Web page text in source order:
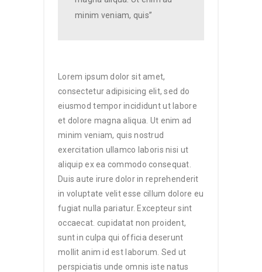
minim veniam, quis”
Lorem ipsum dolor sit amet,
consectetur adipisicing elit, sed do
eiusmod tempor incididunt ut labore
et dolore magna aliqua. Ut enim ad
minim veniam, quis nostrud
exercitation ullamco laboris nisi ut
aliquip ex ea commodo consequat.
Duis aute irure dolor in reprehenderit
in voluptate velit esse cillum dolore eu
fugiat nulla pariatur. Excepteur sint
occaecat. cupidatat non proident,
sunt in culpa qui officia deserunt
mollit anim id est laborum. Sed ut
perspiciatis unde omnis iste natus